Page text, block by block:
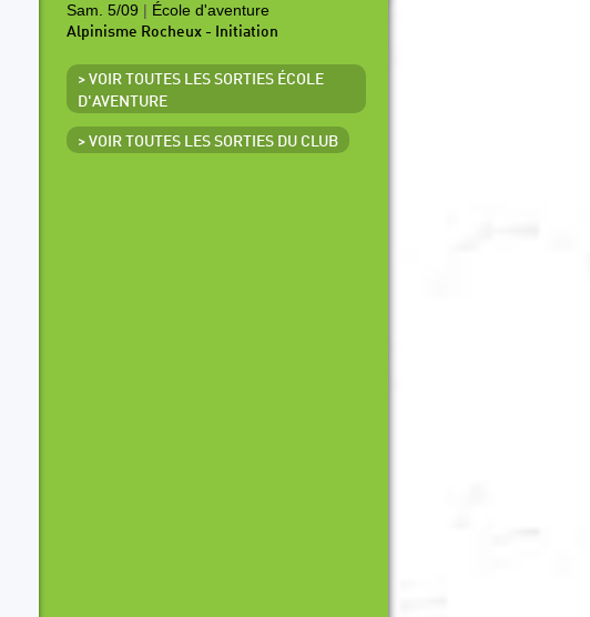
Sam. 5/09 | École d'aventure
Alpinisme Rocheux - Initiation
> VOIR TOUTES LES SORTIES ÉCOLE
D'AVENTURE
> VOIR TOUTES LES SORTIES DU CLUB